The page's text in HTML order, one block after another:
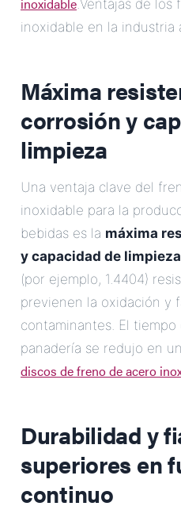
.Ventajas de los
inoxidable en la industria
Máxima
corrosión y
limpieza
Una ventaja clave del
inoxidable para la
bebidas es la máxima
y capacidad de limpieza
(por ejemplo, 1.4404)
previenen la oxidación y
contaminantes. El
panadería se redujo en
discos de freno de acero
Durabilidad y
superiores en
continuo